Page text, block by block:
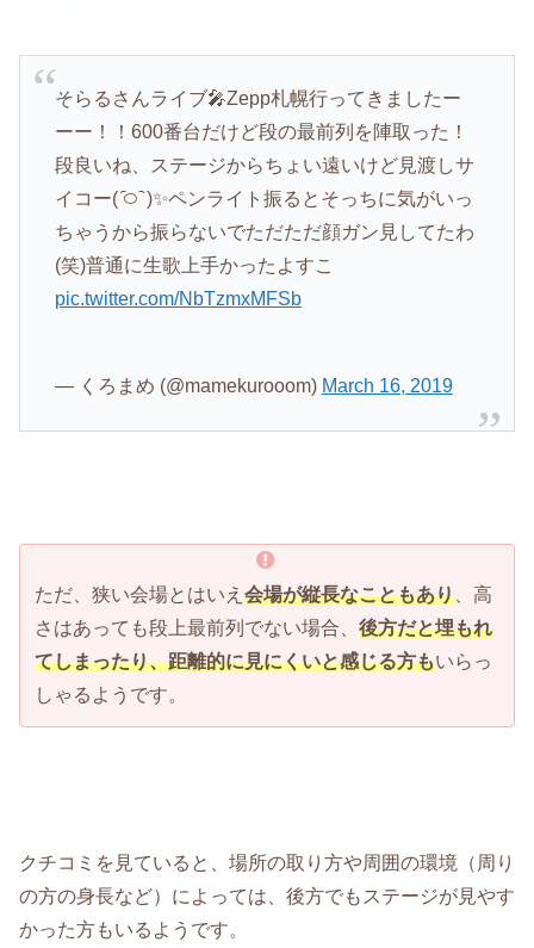
そらるさんライブ🎤Zepp札幌行ってきましたー
ーー！！600番台だけど段の最前列を陣取った！
段良いね、ステージからちょい遠いけど見渡しサ
イコー( ᷇࿀ ᷆ )✨ペンライト振るとそっちに気がいっ
ちゃうから振らないでただただ顔ガン見してたわ
(笑)普通に生歌上手かったよすこ
pic.twitter.com/NbTzmxMFSb
— くろまめ (@mamekurooom) March 16, 2019
ただ、狭い会場とはいえ 会場が縦長なこともあり 、高
さはあっても段上最前列でない場合、 後方だと埋もれ
てしまったり、距離的に見にくいと感じる方もいらっ
しゃるようです。
クチコミを見ていると、場所の取り方や周囲の環境（周り
の方の身長など）によっては、後方でもステージが見やす
かった方もいるようです。